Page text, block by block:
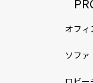
オフィ
ソファ